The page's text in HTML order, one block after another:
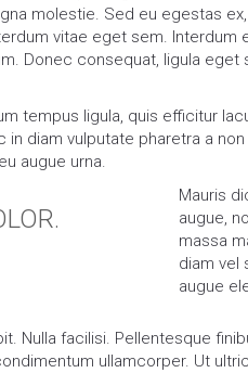
molestie. Sed eu egestas
vitae eget sem. Interdum
Donec consequat, ligula
tempus ligula, quis efficitur
diam vulputate pharetra a
augue urna.
Mauris
augue,
massa
diam vel
augue
Nulla facilisi. Pellentesque
ullamcorper. Ut